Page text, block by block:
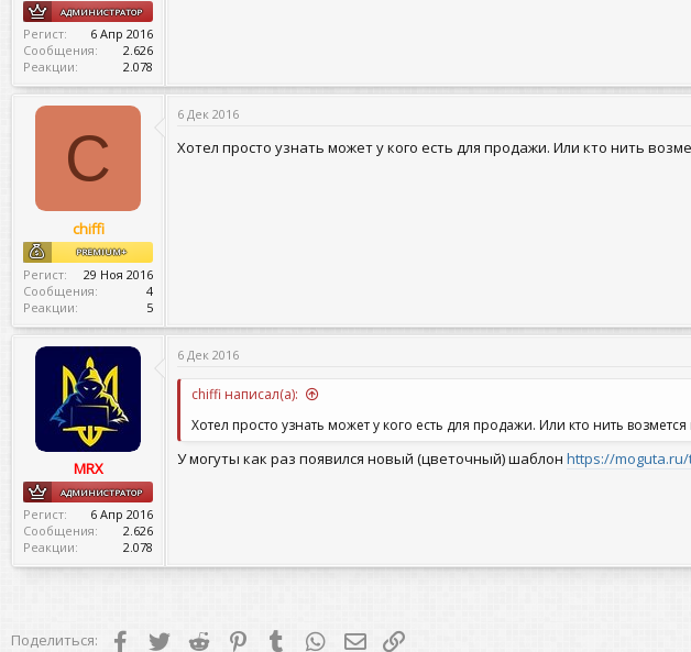
АДМИНИСТРАТОР
Регист
6 Апр 2016
Сообщения
2.626
Реакции
2.078
C
chiffi
PREMIUM+
Регист
29 Ноя 2016
Сообщения
4
Реакции
5
6 Дек 2016
Хотел просто узнать может у кого есть для продажи. Или кто нить
MRX
АДМИНИСТРАТОР
Регист
6 Апр 2016
Сообщения
2.626
Реакции
2.078
6 Дек 2016
chiffi написал(а):
Хотел просто узнать может у кого есть для продажи. Или кто нить возмется
У могуты как раз появился новый (цветочный) шаблон https://
Поделиться: Facebook
Twitter Reddit PinterestTumblr WhatsAppЭлектронная почта